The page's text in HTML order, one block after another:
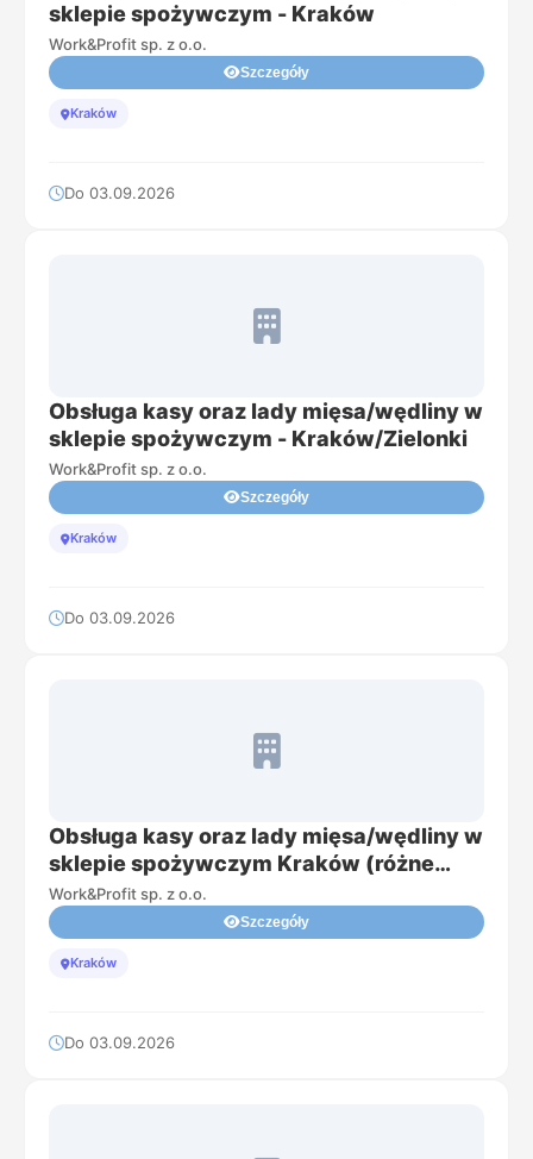
sklepie spożywczym - Kraków
Work&Profit sp. z o.o.
Szczegóły
Kraków
Do 03.09.2026
Obsługa kasy oraz lady mięsa/wędliny w
sklepie spożywczym - Kraków/Zielonki
Work&Profit sp. z o.o.
Szczegóły
Kraków
Do 03.09.2026
Obsługa kasy oraz lady mięsa/wędliny w
sklepie spożywczym Kraków (różne
lokalizacje)
Work&Profit sp. z o.o.
Szczegóły
Kraków
Do 03.09.2026